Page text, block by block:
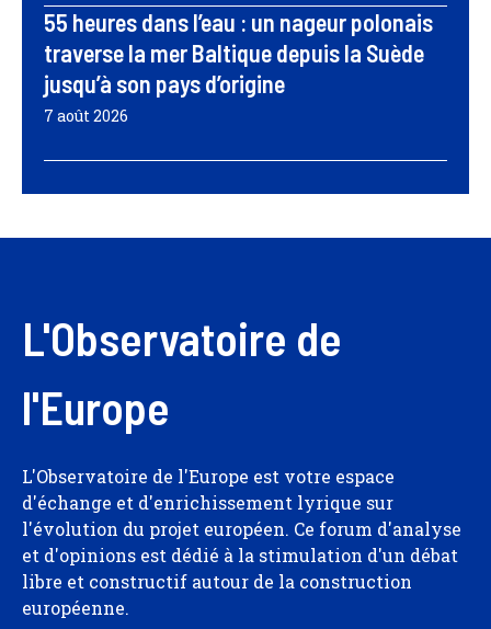
55 heures dans l’eau : un nageur polonais
traverse la mer Baltique depuis la Suède
jusqu’à son pays d’origine
7 août 2026
L'Observatoire de
l'Europe
L'Observatoire de l'Europe est votre espace
d'échange et d'enrichissement lyrique sur
l'évolution du projet européen. Ce forum d'analyse
et d'opinions est dédié à la stimulation d'un débat
libre et constructif autour de la construction
européenne.